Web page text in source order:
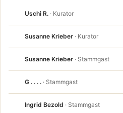
Uschi R. · Kurator
Susanne Krieber · Kurator
Susanne Krieber · Stammgast
G . . . . · Stammgast
Ingrid Bezold · Stammgast